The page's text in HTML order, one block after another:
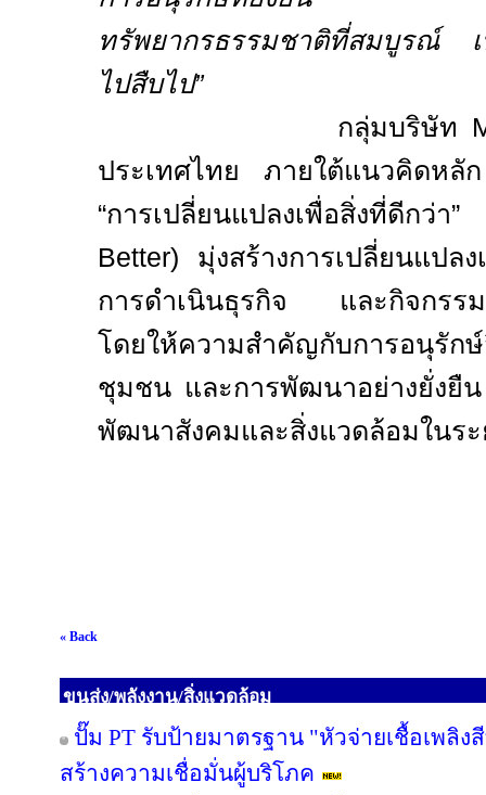
ทรัพยากรธรรมชาติที่สมบูรณ์ เ
ไปสืบไป”
กลุ่มบริษัท
ประเทศไทย ภายใต้แนวคิดหลั
“การเปลี่ยนแปลงเพื่อสิ่งที่ดีกว่า”
Better) มุ่งสร้างการเปลี่ยนแปล
การดำเนินธุรกิจ และกิจกรรม
โดยให้ความสำคัญกับการอนุรัก
ชุมชน และการพัฒนาอย่างยั่งยืน
พัฒนาสังคมและสิ่งแวดล้อมในระ
« Back
ขนส่ง/พลังงาน/สิ่งแวดล้อม
ปั๊ม PT รับป้ายมาตรฐาน "หัวจ่ายเชื้อเพลิง
สร้างความเชื่อมั่นผู้บริโภค